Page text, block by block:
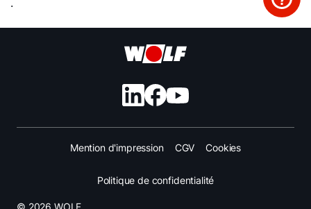
.
Mention d'impression CGV Cookies
Politique de confidentialité